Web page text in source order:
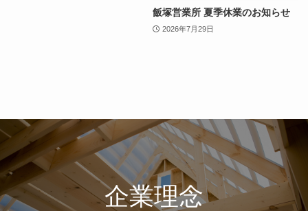
飯塚営業所 夏季休業のお知らせ
2026年7月29日
企業理念